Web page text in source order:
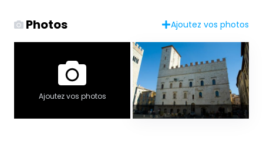
Photos Ajoutez vos photos
Ajoutez vos photos